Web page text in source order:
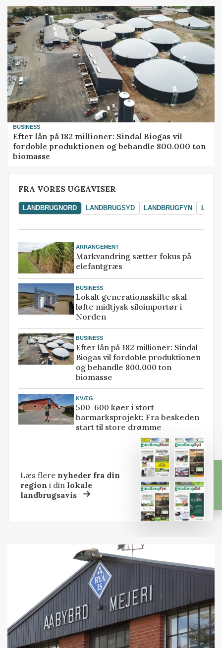
BUSINESS
Efter lån på 182 millioner: Sindal Biogas vil
fordoble produktionen og behandle 800.000 ton
biomasse
FRA VORES UGEAVISER
LANDBRUGNORD LANDBRUGSYD LANDBRUGFYN
ARRANGEMENT
Markvandring sætter fokus på
elefantgræs
BUSINESS
Lokalt generationsskifte skal
løfte midtjysk siloimportør i
Norden
BUSINESS
Efter lån på 182 millioner: Sindal
Biogas vil fordoble produktionen
og behandle 800.000 ton
biomasse
KVÆG
500-600 køer i stort
barmarksprojekt: Fra beskeden
start til store drømme
Læs flere nyheder fra din
region i dinlokale
landbrugsavis